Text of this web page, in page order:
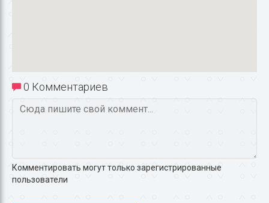
0 Комментариев
Комментировать могут только зарегистрированные
пользователи